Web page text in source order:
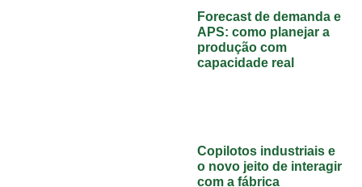
Forecast de demanda e
APS: como planejar a
produção com
capacidade real
Copilotos industriais e
o novo jeito de interagir
com a fábrica